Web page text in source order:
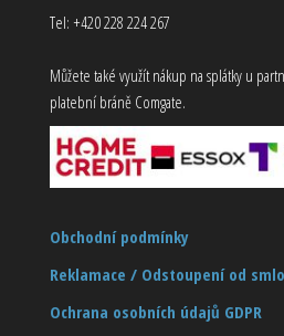
Tel: +420 228 224 267
Můžete také využít nákup na splátky u
platební bráně Comgate.
Obchodní podmínky
Reklamace / Odstoupení od
Ochrana osobních údajů GDPR